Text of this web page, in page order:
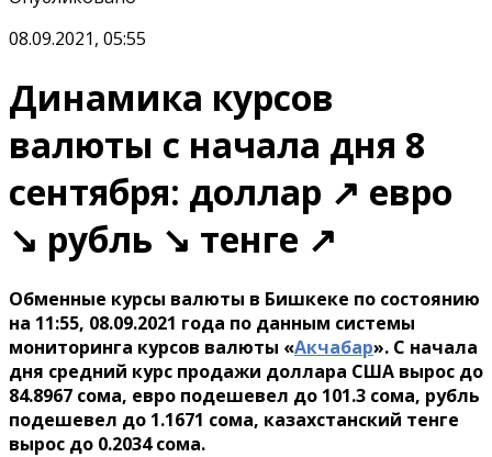
08.09.2021, 05:55
Динамика курсов
валюты с начала дня 8
сентября: доллар ↗ евро
↘ рубль ↘ тенге ↗
Обменные курсы валюты в Бишкеке по состоянию
на 11:55, 08.09.2021 года по данным системы
мониторинга курсов валюты «Акчабар». С начала
дня средний курс продажи доллара США вырос до
84.8967 сома, евро подешевел до 101.3 сома, рубль
подешевел до 1.1671 сома, казахстанский тенге
вырос до 0.2034 сома.